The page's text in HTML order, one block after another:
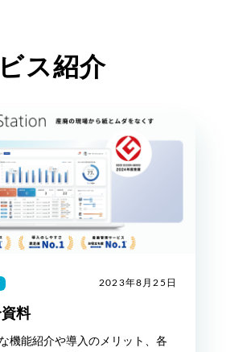
コラム
お問い合わせ
ご導入がお済みの方
ログイン
ス紹介
2023年8月25日
料
機能紹介や導入のメリット、各